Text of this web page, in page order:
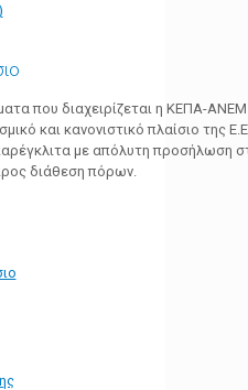
που διαχειρίζεται η ΚΕΠΑ-
και κανονιστικό πλαίσιο της
με απόλυτη προσήλωση
διάθεση πόρων.